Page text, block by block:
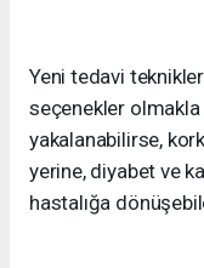
Yeni tedavi
seçenekler
yakalanabilirse,
yerine, diyabet ve
hastalığa